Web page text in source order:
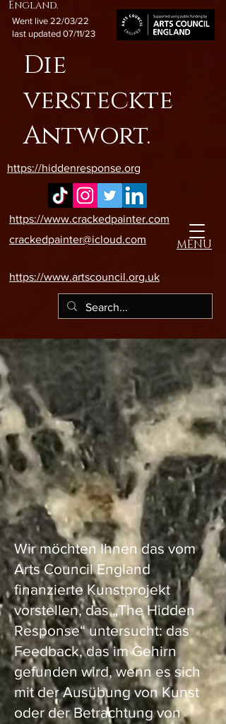
England.
MENU
https://www.artscouncil.org.uk
Die
versteckte
Antwort.
https://www.crackedpainter.com
crackedpainter@icloud.com
Went live 22/03/22
last updated 07/11/23
https://hiddenresponse.org
Wir möchten Ihnen das vom
Arts Council England
finanzierte Kunstprojekt
vorstellen, das „The Hidden
Response“ untersucht: das
Feedback, das im Gehirn
gefunden wird, wenn es sich
mit der Ausübung von Kunst
oder der Betrachtung von